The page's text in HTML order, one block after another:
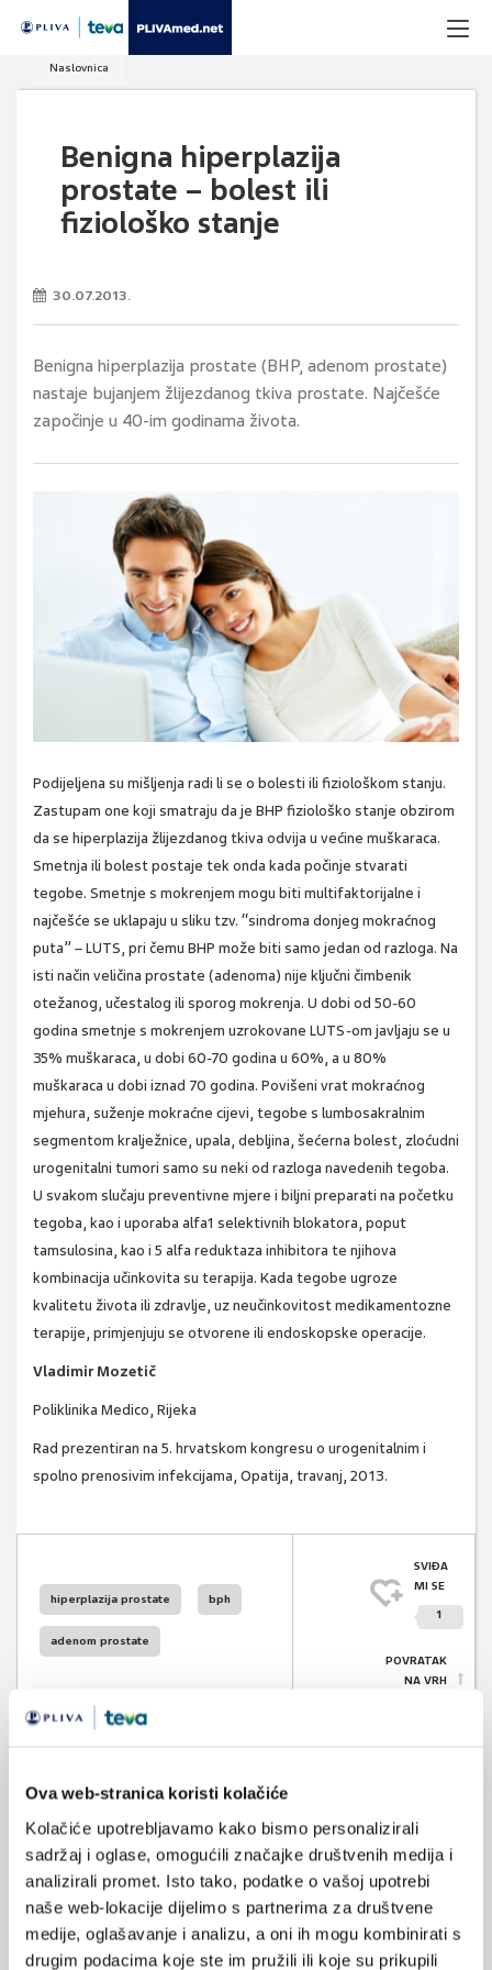
Ova web-stranica koristi kolačiće
Kolačiće upotrebljavamo kako bismo personalizirali
sadržaj i oglase, omogućili značajke društvenih medija i
analizirali promet. Isto tako, podatke o vašoj upotrebi
naše web-lokacije dijelimo s partnerima za društvene
medije, oglašavanje i analizu, a oni ih mogu kombinirati s
drugim podacima koje ste im pružili ili koje su prikupili
Naslovnica
Benigna hiperplazija
prostate – bolest ili
fiziološko stanje
30.07.2013.
Benigna hiperplazija prostate (BHP, adenom prostate)
nastaje bujanjem žlijezdanog tkiva prostate. Najčešće
započinje u 40-im godinama života.
Podijeljena su mišljenja radi li se o bolesti ili fiziološkom stanju.
Zastupam one koji smatraju da je BHP fiziološko stanje obzirom
da se hiperplazija žlijezdanog tkiva odvija u većine muškaraca.
Smetnja ili bolest postaje tek onda kada počinje stvarati
tegobe. Smetnje s mokrenjem mogu biti multifaktorijalne i
najčešće se uklapaju u sliku tzv. “sindroma donjeg mokraćnog
puta” – LUTS, pri čemu BHP može biti samo jedan od razloga. Na
isti način veličina prostate (adenoma) nije ključni čimbenik
otežanog, učestalog ili sporog mokrenja. U dobi od 50-60
godina smetnje s mokrenjem uzrokovane LUTS-om javljaju se u
35% muškaraca, u dobi 60-70 godina u 60%, a u 80%
muškaraca u dobi iznad 70 godina. Povišeni vrat mokraćnog
mjehura, suženje mokraćne cijevi, tegobe s lumbosakralnim
segmentom kralježnice, upala, debljina, šećerna bolest, zloćudni
urogenitalni tumori samo su neki od razloga navedenih tegoba.
U svakom slučaju preventivne mjere i biljni preparati na početku
tegoba, kao i uporaba alfa1 selektivnih blokatora, poput
tamsulosina, kao i 5 alfa reduktaza inhibitora te njihova
kombinacija učinkovita su terapija. Kada tegobe ugroze
kvalitetu života ili zdravlje, uz neučinkovitost medikamentozne
terapije, primjenjuju se otvorene ili endoskopske operacije.
Vladimir Mozetič
Poliklinika Medico, Rijeka
Rad prezentiran na 5. hrvatskom kongresu o urogenitalnim i
spolno prenosivim infekcijama, Opatija, travanj, 2013.
hiperplazija prostate bph
adenom prostate
SVIĐA
MI SE
1
POVRATAK
NA VRH
VEZANI SADRŽAJ
22.04.2020.
DUSTER DUO - dutasterid/tamsulozin iz PLIVE
08.06.2017.